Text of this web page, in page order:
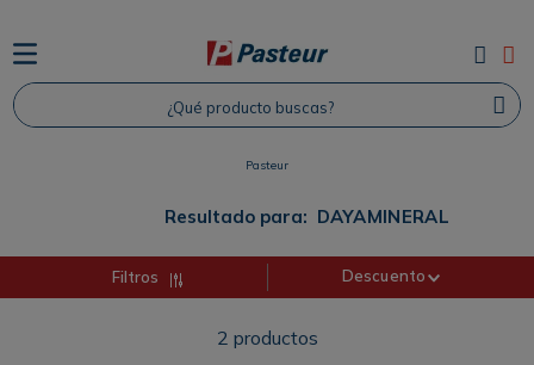
¿Qué producto buscas?
Pasteur
Resultado para: DAYAMINERAL
Filtros Descuento
2 productos
TÉRMINOS MÁS BUSCADOS
1
2. Proteina